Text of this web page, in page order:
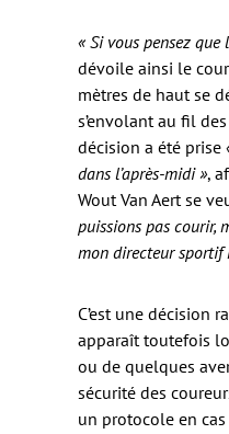
« Si vous pensez que
dévoile ainsi le
mètres de haut se
s’envolant au fil
décision a été prise
dans l’après-midi »,
Wout Van Aert se
puissions pas courir,
mon directeur sportif
C’est une décision
apparaît toutefois
ou de quelques
sécurité des
un protocole en